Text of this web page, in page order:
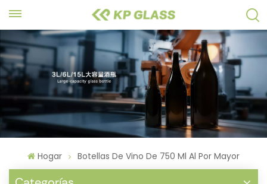
Hogar Botellas De Vino De 750 Ml Al Por Mayor